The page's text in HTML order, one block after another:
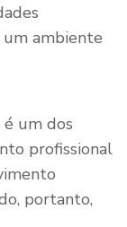
ambiente
é um dos
profissional
portanto,